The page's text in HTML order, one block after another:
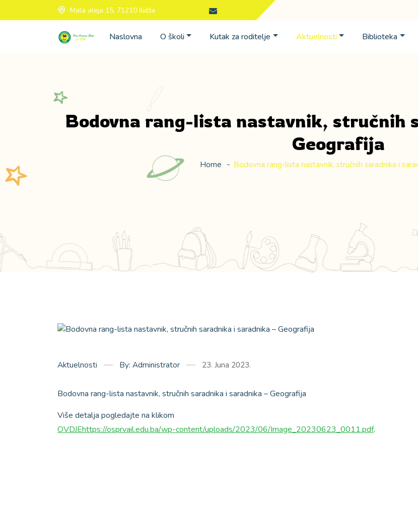
Mala aleja 15, 71210 Ilidža
Naslovna O školi Kutak za roditelje Aktuelnosti Biblioteka
Bodovna rang-lista nastavnik, stručnih
Geografija
Home Bodovna rang-lista nastavnik, stručnih saradnika i
Aktuelnosti By: Administrator 23. Juna 2023.
Bodovna rang-lista nastavnik, stručnih saradnika i saradnika – Geografija
Više detalja pogledajte na klikom
OVDJEhttps://osprvail.edu.ba/wp-content/uploads/2023/06/Image_20230623_0011.pdf.